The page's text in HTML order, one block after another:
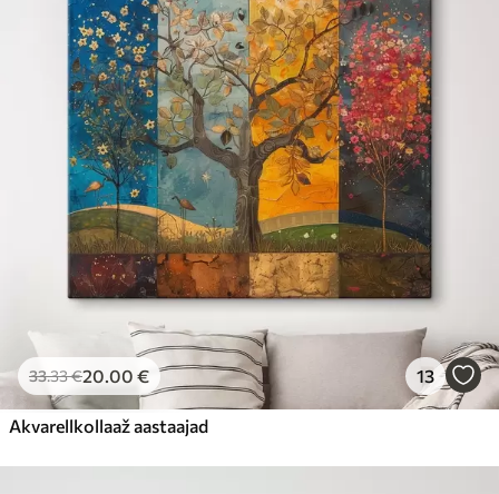
33.33€20.00 € 13
Akvarellkollaaž aastaajad